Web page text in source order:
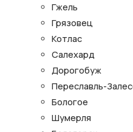
Гжель
Грязовец
Котлас
Салехард
Дорогобуж
Переславль-
Бологое
Шумерля